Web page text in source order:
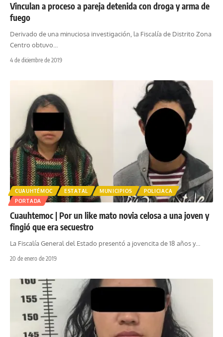
Vinculan a proceso a pareja detenida con droga y arma de
fuego
Derivado de una minuciosa investigación, la Fiscalía de Distrito Zona
Centro obtuvo
4 de diciembre de 2019
CUAUHTÉMOC ESTATAL MUNICIPIOS
POLICIACA
PORTADA
Cuauhtemoc | Por un like mato novia celosa a una joven y
fingió que era secuestro
La Fiscalía General del Estado presentó a jovencita de 18 años y…
20 de enero de 2019